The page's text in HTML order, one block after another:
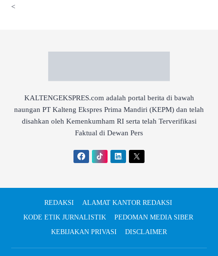
<
KALTENGEKSPRES.com adalah portal berita di bawah
naungan PT Kalteng Ekspres Prima Mandiri (KEPM) dan telah
disahkan oleh Kemenkumham RI serta telah Terverifikasi
Faktual di Dewan Pers
REDAKSI
ALAMAT KANTOR REDAKSI
KODE ETIK JURNALISTIK
PEDOMAN MEDIA SIBER
KEBIJAKAN PRIVASI
DISCLAIMER